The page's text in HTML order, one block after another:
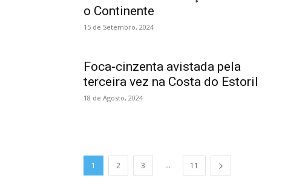
o Continente
15 de Setembro, 2024
Foca-cinzenta avistada pela
terceira vez na Costa do Estoril
18 de Agosto, 2024
1 2 3 ... 11